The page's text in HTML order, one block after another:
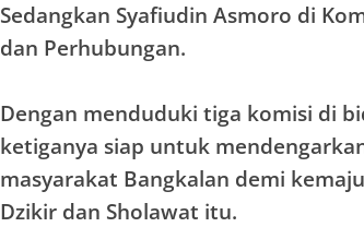
Sedangkan Syafiudin Asmoro di
dan Perhubungan.
Dengan menduduki tiga komisi di
ketiganya siap untuk
masyarakat Bangkalan demi
Dzikir dan Sholawat itu.